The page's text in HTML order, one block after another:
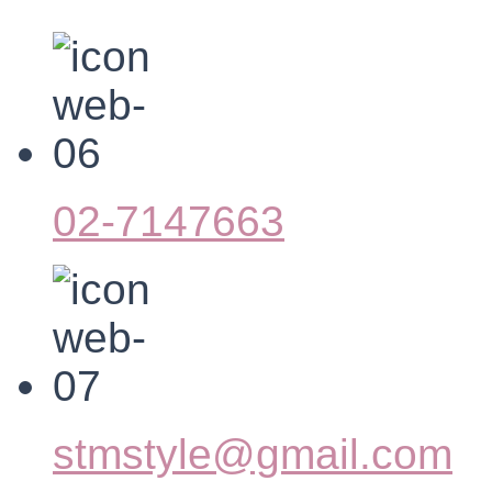
02-7147663
stmstyle@gmail.com